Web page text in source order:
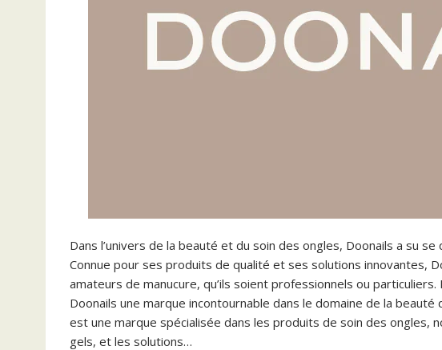
Dans l’univers de la beauté et du soin des ongles, Doonails a su
Connue pour ses produits de qualité et ses solutions innovantes,
amateurs de manucure, qu’ils soient professionnels ou
Doonails une marque incontournable dans le domaine de la beauté
est une marque spécialisée dans les produits de soin des ongles,
gels, et les solutions…